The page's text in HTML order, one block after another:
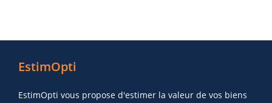
EstimOpti
EstimOpti vous propose d'estimer la valeur de vos biens